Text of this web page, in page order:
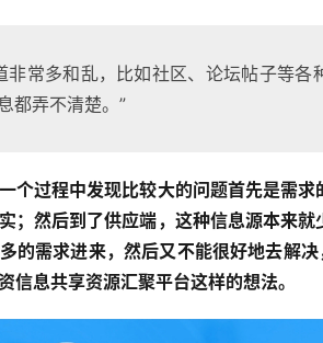
非常多和乱，比如社区、论坛帖子等
息都弄不清楚。”
个过程中发现比较大的问题首先是需
；然后到了供应端，这种信息源本来
的需求进来，然后又不能很好地去解
信息共享资源汇聚平台这样的想法。